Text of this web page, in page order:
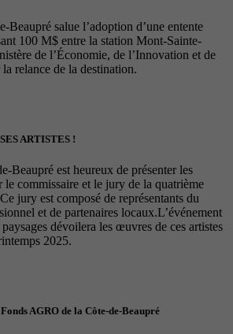
salue l’adoption d’une entente
100 M$ entre la station Mont-Sainte-
de l’Économie, de l’Innovation et de
relance de la destination.
ARTISTES !
Beaupré est heureux de présenter les
le commissaire et le jury de la quatrième
jury est composé de représentants du
et de partenaires locaux.L’événement
dévoilera les œuvres de ces artistes
2025.
AGRO de la Côte-de-Beaupré